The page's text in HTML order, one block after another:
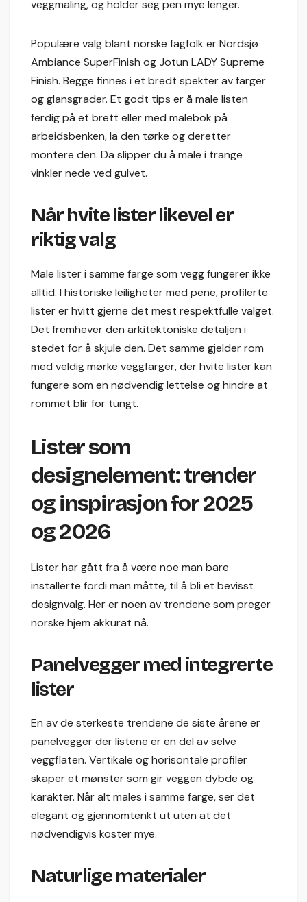
veggmaling, og holder seg pen mye lenger.
Populære valg blant norske fagfolk er Nordsjø
Ambiance SuperFinish og Jotun LADY Supreme
Finish. Begge finnes i et bredt spekter av farger
og glansgrader. Et godt tips er å male listen
ferdig på et brett eller med malebok på
arbeidsbenken, la den tørke og deretter
montere den. Da slipper du å male i trange
vinkler nede ved gulvet.
Når hvite lister likevel er
riktig valg
Male lister i samme farge som vegg fungerer ikke
alltid. I historiske leiligheter med pene, profilerte
lister er hvitt gjerne det mest respektfulle valget.
Det fremhever den arkitektoniske detaljen i
stedet for å skjule den. Det samme gjelder rom
med veldig mørke veggfarger, der hvite lister kan
fungere som en nødvendig lettelse og hindre at
rommet blir for tungt.
Lister som
designelement: trender
og inspirasjon for 2025
og 2026
Lister har gått fra å være noe man bare
installerte fordi man måtte, til å bli et bevisst
designvalg. Her er noen av trendene som preger
norske hjem akkurat nå.
Panelvegger med integrerte
lister
En av de sterkeste trendene de siste årene er
panelvegger der listene er en del av selve
veggflaten. Vertikale og horisontale profiler
skaper et mønster som gir veggen dybde og
karakter. Når alt males i samme farge, ser det
elegant og gjennomtenkt ut uten at det
nødvendigvis koster mye.
Naturlige materialer